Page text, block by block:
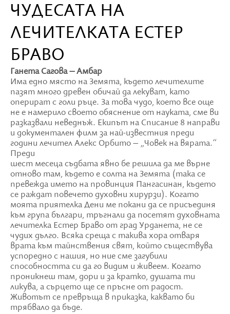
ЧУДЕСАТА НА
ЛЕЧИТЕЛКАТА ЕСТЕР
БРАВО
Ганета Сагова – Амбар
Има едно място на Земята, където лечителите
пазят много древен обичай да лекуват, като
оперират с голи ръце. За това чудо, което все още
не е намерило своето обяснение от науката, сме ви
разказвали неведнъж. Екипът на Списание 8 направи
и документален филм за най-известния преди
години лечител Алекс Орбито – „Човек на вярата.“
Преди
шест месеца съдбата явно бе решила да ме върне
отново там, където е солта на Земята (така се
превежда името на провинция Пангасинан, където
се раждат повечето духовни хирурзи). Когато
моята приятелка Дени ме покани да се присъединя
към група българи, тръгнали да посетят духовната
лечителка Естер Браво от град Урданета, не се
чудих дълго. Всяка среща с такива хора отваря
врата към тайнствения свят, който съществува
успоредно с нашия, но ние сме загубили
способността си да го видим и живеем. Когато
проникнеш там, дори и за кратко, душата ти
ликува, а сърцето ще се пръсне от радост.
Животът се превръща в приказка, каквато би
трябвало да бъде.